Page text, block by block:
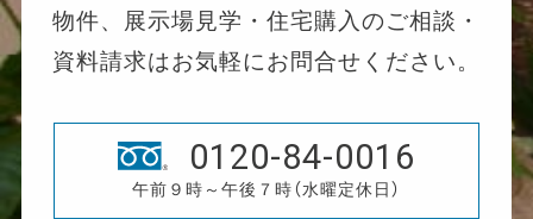
物件、展示場見学・住宅購入のご相談・
資料請求はお気軽にお問合せください。
0120-84-0016
午前９時～午後７時（水曜定休日）